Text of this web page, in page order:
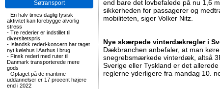
Søtransport
- En halv times daglig fysisk
aktivitet kan forebygge alvorlig
stress
- Tre rederier er indstillet til
diversitetspris
- Islandsk rederi-koncern har taget
nyt kølehus i Aarhus i brug
- Finsk rederi med ruter til
Danmark transporterede mere
gods
- Optaget på de maritime
uddannelser er 17 procent højere
end i 2022
end bare det lovbefalede på nu 1,6
sikkerheden for passagerer og
mobiliteten, siger Volker Nitz.
Nye skærpede vinterdækregler i
Dækbranchen anbefaler, at man
snegrebsmærkede vinterdæk, altså
Sverige eller Tyskland er det
reglerne yderligere fra mandag 10.